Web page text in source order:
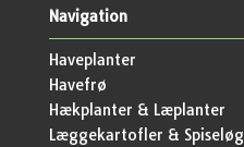
Navigation
Haveplanter
Havefrø
Hækplanter & Læplanter
Læggekartofler & Spiseløg